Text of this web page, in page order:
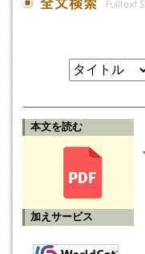
本文を読む
加えサービス